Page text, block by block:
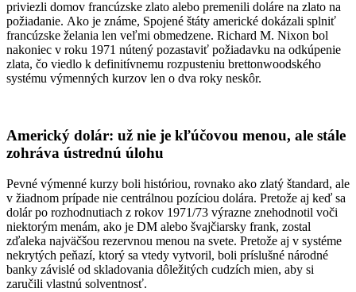
priviezli domov francúzske zlato alebo premenili doláre na zlato na
požiadanie. Ako je známe, Spojené štáty americké dokázali splniť
francúzske želania len veľmi obmedzene. Richard M. Nixon bol
nakoniec v roku 1971 nútený pozastaviť požiadavku na odkúpenie
zlata, čo viedlo k definitívnemu rozpusteniu brettonwoodského
systému výmenných kurzov len o dva roky neskôr.
Americký dolár: už nie je kľúčovou menou, ale stále
zohráva ústrednú úlohu
Pevné výmenné kurzy boli históriou, rovnako ako zlatý štandard, ale
v žiadnom prípade nie centrálnou pozíciou dolára. Pretože aj keď sa
dolár po rozhodnutiach z rokov 1971/73 výrazne znehodnotil voči
niektorým menám, ako je DM alebo švajčiarsky frank, zostal
zďaleka najväčšou rezervnou menou na svete. Pretože aj v systéme
nekrytých peňazí, ktorý sa vtedy vytvoril, boli príslušné národné
banky závislé od skladovania dôležitých cudzích mien, aby si
zaručili vlastnú solventnosť.